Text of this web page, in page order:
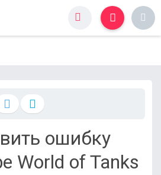
ошибку
World of Tanks